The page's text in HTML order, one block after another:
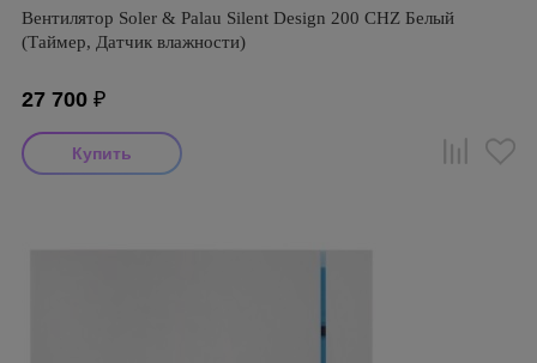
Вентилятор Soler & Palau Silent Design 200 CHZ Белый
(Таймер, Датчик влажности)
27 700 ₽